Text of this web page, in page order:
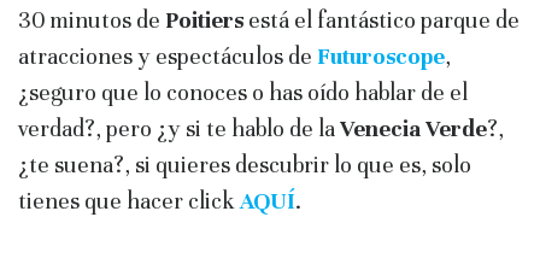
30 minutos de Poitiers está el fantástico parque de
atracciones y espectáculos de Futuroscope,
¿seguro que lo conoces o has oído hablar de el
verdad?, pero ¿y si te hablo de laVenecia Verde?,
¿te suena?, si quieres descubrir lo que es, solo
tienes que hacer clickAQUÍ.